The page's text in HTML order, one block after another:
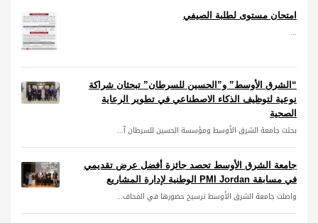
امتحان مستوى لطلبة الصيفي
...
“الشرق الأوسط” و”الحسين للسرطان” تبحثان شراكة
نوعية لتوظيف الذكاء الاصطناعي في تطوير الرعاية
الصحية
بحثت جامعة الشرق الأوسط ومؤسسة الحسين للسرطان آ...
جامعة الشرق الأوسط تحصد جائزة أفضل عرض تقديمي
في مسابقة PMI Jordan الوطنية لإدارة المشاريع
واصلت جامعة الشرق الأوسط ترسيخ حضورها في المحاف...